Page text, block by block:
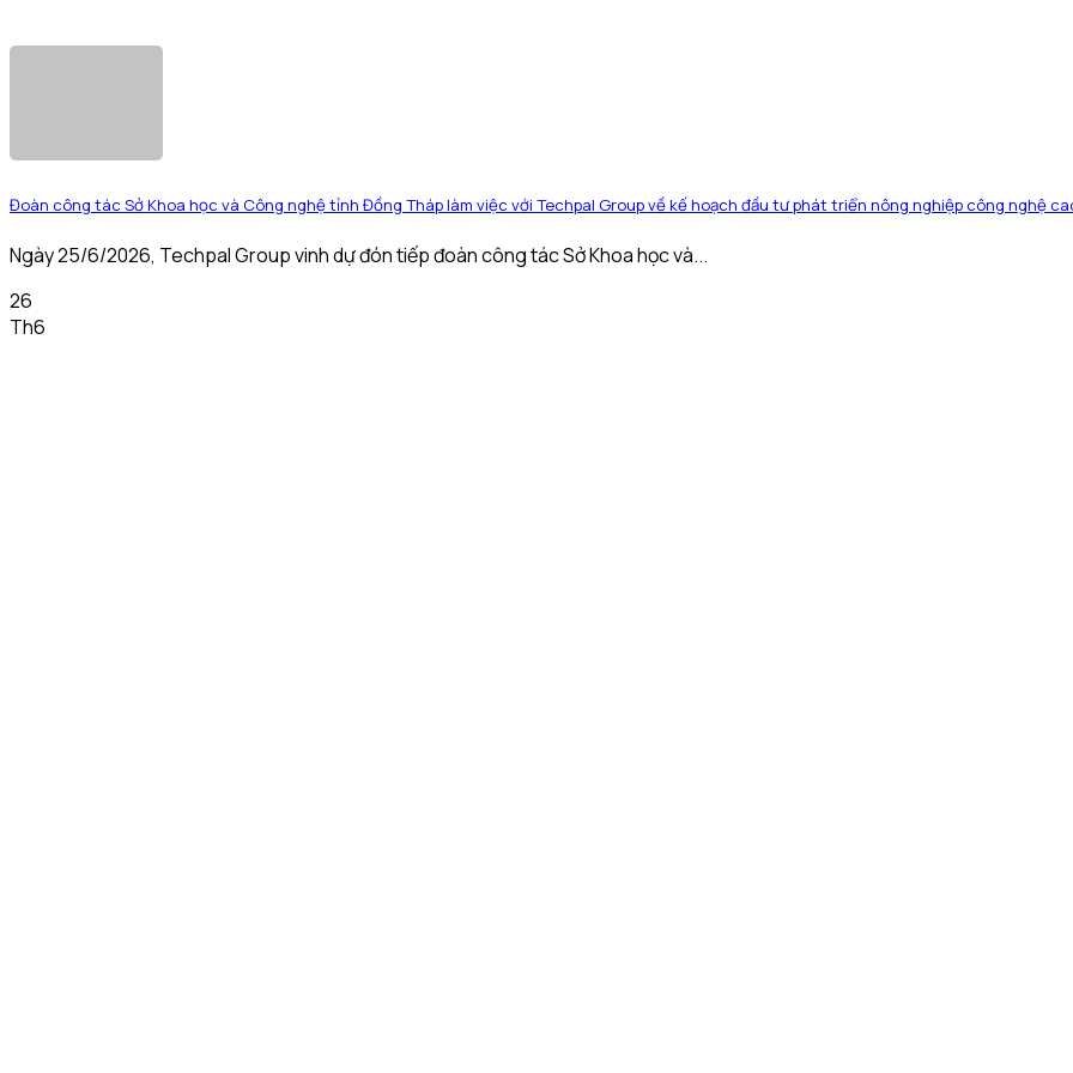
Đoàn công tác Sở Khoa học và Công nghệ tỉnh Đồng Tháp làm việc với Techpal Group về kế hoạch đầu tư phát triển nông nghiệp công nghệ
Ngày 25/6/2026, Techpal Group vinh dự đón tiếp đoàn công tác Sở Khoa học và...
26
Th6